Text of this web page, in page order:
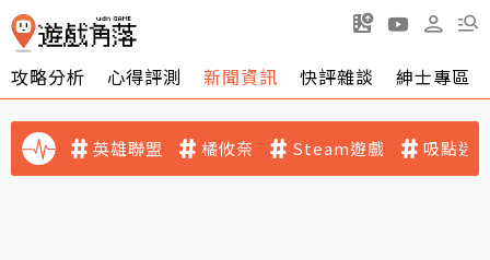
攻略分析 心得評測 新聞資訊 快評雜談 紳士專區
英雄聯盟 橘攸奈 Steam遊戲 吸點迷